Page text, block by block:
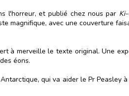
l'horreur, et publié chez nous par
magnifique, avec une couverture
à merveille le texte original. Une
éons.
qui va aider le Pr Peasley